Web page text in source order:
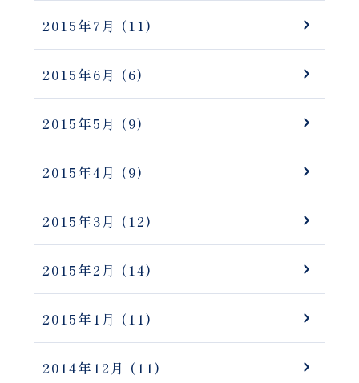
2015年7月 (11)
2015年6月 (6)
2015年5月 (9)
2015年4月 (9)
2015年3月 (12)
2015年2月 (14)
2015年1月 (11)
2014年12月 (11)